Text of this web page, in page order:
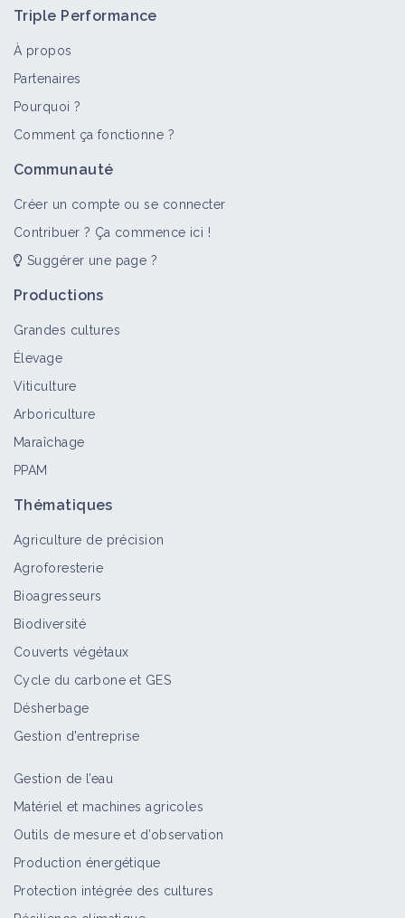
Insecte (bioagresseur)
Triple Performance
À propos
Partenaires
Pourquoi ?
Comment ça fonctionne ?
Communauté
Créer un compte ou se connecter
Contribuer ? Ça commence ici !
Suggérer une page ?
Productions
Grandes cultures
Élevage
Viticulture
Arboriculture
Maraîchage
PPAM
Thématiques
Agriculture de précision
Agroforesterie
Bioagresseurs
Biodiversité
Couverts végétaux
Cycle du carbone et GES
Désherbage
Gestion d'entreprise
Gestion de l’eau
Matériel et machines agricoles
Outils de mesure et d’observation
Production énergétique
Protection intégrée des cultures